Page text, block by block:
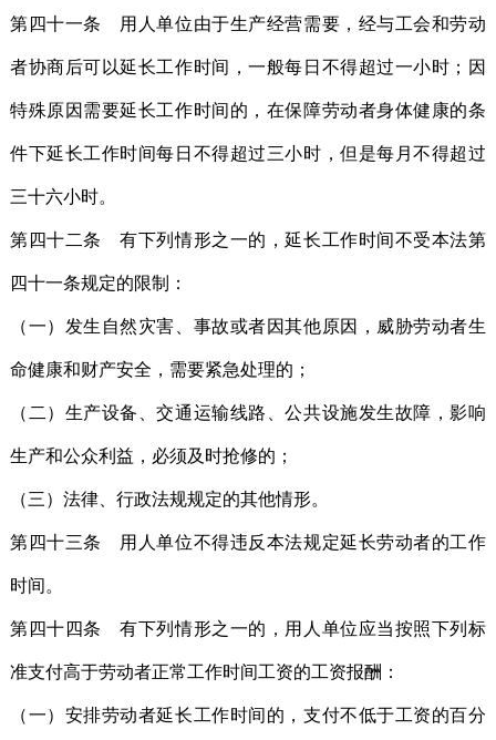
第四十一条 用人单位由于生产经营需要，经与工会和劳动
者协商后可以延长工作时间，一般每日不得超过一小时；因
特殊原因需要延长工作时间的，在保障劳动者身体健康的条
件下延长工作时间每日不得超过三小时，但是每月不得超过
三十六小时。
第四十二条 有下列情形之一的，延长工作时间不受本法第
四十一条规定的限制：
（一）发生自然灾害、事故或者因其他原因，威胁劳动者生
命健康和财产安全，需要紧急处理的；
（二）生产设备、交通运输线路、公共设施发生故障，影响
生产和公众利益，必须及时抢修的；
（三）法律、行政法规规定的其他情形。
第四十三条 用人单位不得违反本法规定延长劳动者的工作
时间。
第四十四条 有下列情形之一的，用人单位应当按照下列标
准支付高于劳动者正常工作时间工资的工资报酬：
（一）安排劳动者延长工作时间的，支付不低于工资的百分